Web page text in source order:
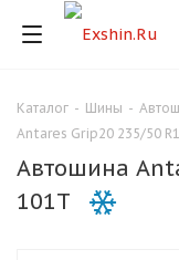
Каталог - Шины -
Antares Grip20 235/50
Автошина
101T
Для клиентов всех
Разбейте
оплату